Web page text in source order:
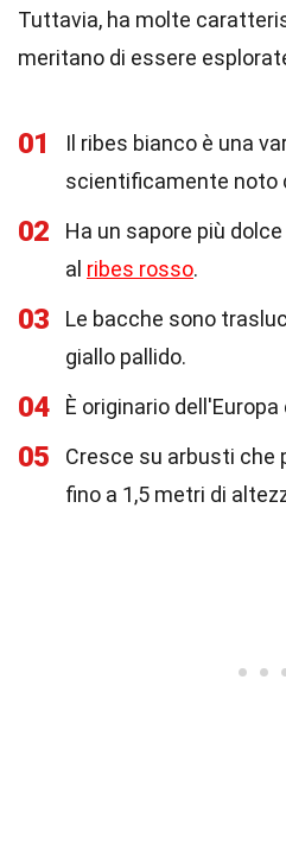
Tuttavia, ha molte
meritano di essere
01
Il ribes bianco è una
scientificamente noto
02
Ha un sapore più
al ribes rosso.
03
Le bacche sono
giallo pallido.
04 È originario
05
Cresce su arbusti che
fino a 1,5 metri di